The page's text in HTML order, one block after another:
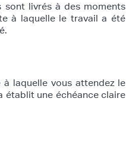
livrés à des moments
à laquelle le travail a été
laquelle vous attendez le
établit une échéance claire